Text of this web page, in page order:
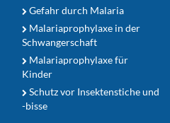
Gefahr durch Malaria
Malariaprophylaxe in der
Schwangerschaft
Malariaprophylaxe für
Kinder
Schutz vor Insektenstiche und
-bisse